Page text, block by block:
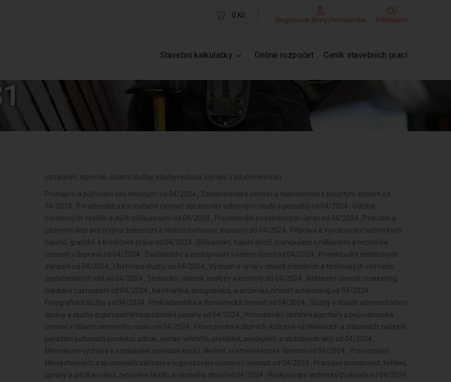
0 Kč
Registrace firmy/řemeslníka Přihlášení
Stavební kalkulačky Online rozpočet Ceník stavebních prací
instalatéři, topenáři, ostatní služby, stavbyvedoucí, plynaři, Vzduchotechnici
Pronájem a půjčování věcí movitých od 04/2024 , Zastavárenská činnost a maloobchod s použitým zbožím od 04/2024 , Poradenská a konzultační činnost, zpracování odborných studií a posudků od 04/2024 , Údržba motorových vozidel a jejich příslušenství od 04/2024 , Projektování pozemkových úprav od 04/2024 , Potrubní a pozemní doprava (vyjma železniční a silniční motorové dopravy) od 04/2024 , Příprava a vypracování technických návrhů, grafické a kresličské práce od 04/2024 , Skladování, balení zboží, manipulace s nákladem a technické činnosti v dopravě od 04/2024 , Zasilatelství a zastupování v celním řízení od 04/2024 , Projektování elektrických zařízení od 04/2024 , Ubytovací služby od 04/2024 , Výzkum a vývoj v oblasti přírodních a technických věd nebo společenských věd od 04/2024 , Testování, měření, analýzy a kontroly od 04/2024 , Reklamní činnost, marketing, mediální zastoupení od 04/2024 , Návrhářská, designérská, aranžérská činnost a modeling od 04/2024 , Fotografické služby od 04/2024 , Překladatelská a tlumočnická činnost od 04/2024 , Služby v oblasti administrativní správy a služby organizačně hospodářské povahy od 04/2024 , Provozování cestovní agentury a průvodcovská činnost v oblasti cestovního ruchu od 04/2024 , Provozování kulturních, kulturně-vzdělávacích a zábavních zařízení, pořádání kulturních produkcí, zábav, výstav, veletrhů, přehlídek, prodejních a obdobných akcí od 04/2024 , Mimoškolní výchova a vzdělávání, pořádání kurzů, školení, včetně lektorské činnosti od 04/2024 , Provozování tělovýchovných a sportovních zařízení a organizování sportovní činnosti od 04/2024 , Praní pro domácnost, žehlení, opravy a údržba oděvů, bytového textilu a osobního zboží od 04/2024 , Poskytování technických služeb od 04/2024 , Opravy a údržba potřeb pro domácnost, předmětů kulturní povahy, výrobků jemné mechaniky, optických přístrojů a měřidel od 04/2024 , Poskytování služeb osobního charakteru a pro osobní hygienu od 04/2024 , Poskytování služeb pro rodinu a domácnost od 04/2024 , Poskytování služeb pro zemědělství, zahradnictví, rybníkářství, lesnictví a myslivost od 04/2024 , Činnost odborného lesního hospodáře a vyhotovování lesních hospodářských plánů a osnov od 04/2024 , Výroba neelektrických zařízení pro domácnost od 04/2024 , Diagnostická, zkušební a poradenská činnost v ochraně rostlin a ošetřování rostlin, rostlinných produktů, objektů a půdy proti škodlivým organismům přípravky na ochranu rostlin nebo biocidními přípravky od 04/2024 , Nakládání s reprodukčním materiálem lesních dřevin od 04/2024 , Úprava nerostů, dobývání rašeliny a bahna od 04/2024 , Chov zvířat a jejich výcvik (s výjimkou živočišné výroby) od 04/2024 , Výroba potravinářských a škrobárenských výrobků od 04/2024 , Pěstitelské pálení od 04/2024 , Výroba krmiv, krmných směsí, doplňkových látek a premixů od 04/2024 , Výroba textilií, textilních výrobků, oděvů a oděvních doplňků od 04/2024 , Výroba a opravy obuvi, brašnářského a sedlářského zboží od 04/2024 , Zpracování dřeva, výroba dřevěných, korkových, proutěných a slaměných výrobků od 04/2024 , Výroba vlákniny, papíru a lepenky a zboží z těchto materiálů od 04/2024 , Vydavatelské činnosti, polygrafická výroba, knihařské a kopírovací práce od 04/2024 , Výroba, rozmnožování, distribuce, prodej, pronájem zvukových a zvukově-obrazových záznamů a výroba nenahraných nosičů údajů a záznamů od 04/2024 , Výroba koksu, surového dehtu a jiných pevných paliv od 04/2024 , Výroba chemických látek a chemických směsí nebo předmětů a kosmetických přípravků od 04/2024 , Výroba hnojiv od 04/2024 , Výroba plastových a pryžových výrobků od 04/2024 , Výroba a zpracování skla od 04/2024 , Výroba stavebních hmot, porcelánových, keramických a sádrových výrobků od 04/2024 , Výroba brusiv a ostatních minerálních nekovových výrobků od 04/2024 , Broušení technického a šperkového kamene od 04/2024 , Výroba a hutní zpracování železa, drahých a neželezných kovů a jejich slitin od 04/2